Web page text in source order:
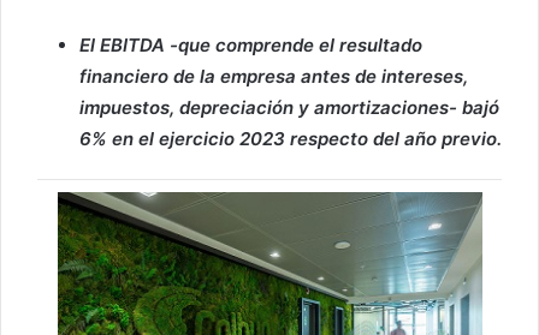
El EBITDA -que comprende el resultado
financiero de la empresa antes de intereses,
impuestos, depreciación y amortizaciones- bajó
6% en el ejercicio 2023 respecto del año previo.